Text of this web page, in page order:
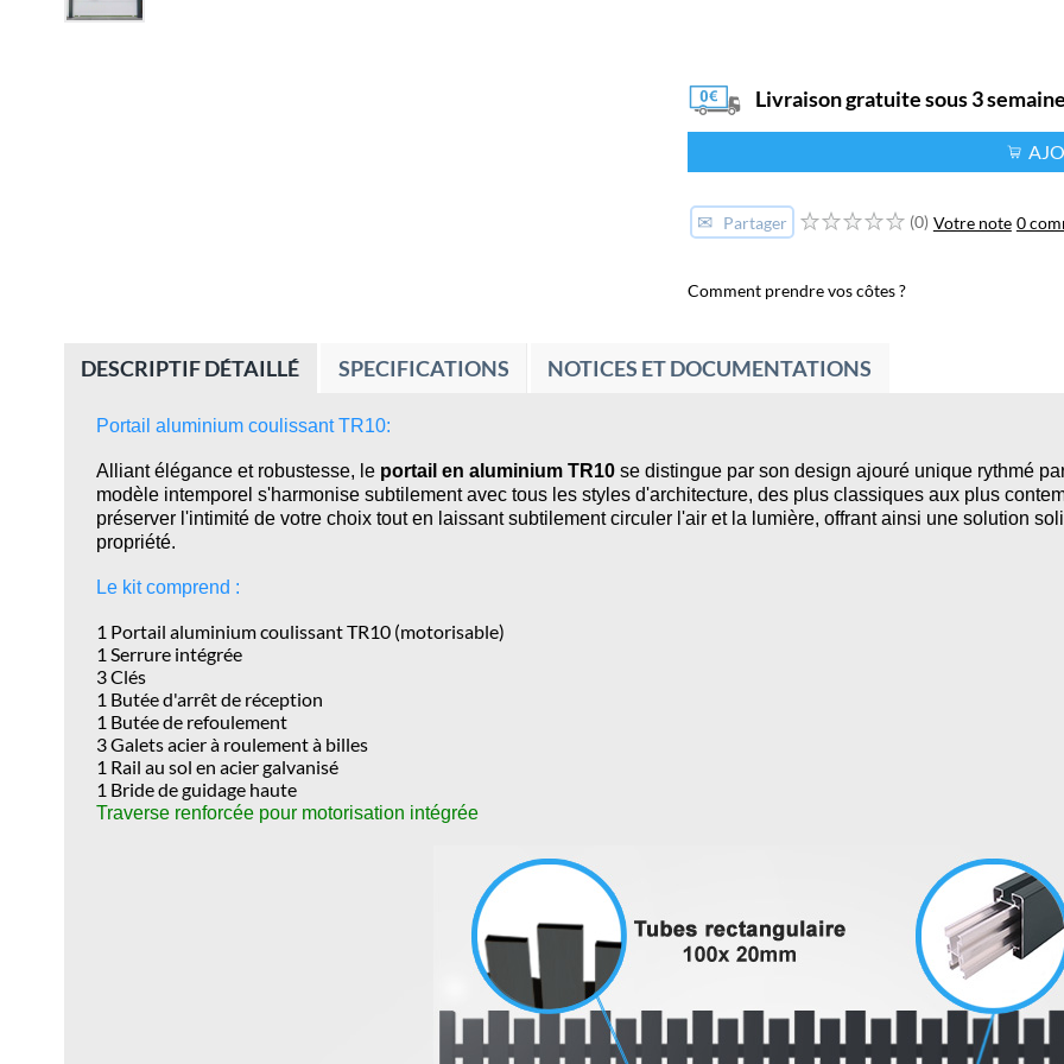
Livraison gratuite sous 3
✉ Partager (0) Votre note 0
Comment prendre vos côtes ?
DESCRIPTIF DÉTAILLÉ SPECIFICATIONS NOTICES ET DOCUMENTATIONS
Portail aluminium coulissant TR10:
Alliant élégance et robustesse, le portail en aluminium TR10se distingue par son design ajouré unique rythmé
modèle intemporel s'harmonise subtilement avec tous les styles d'architecture, des plus classiques aux plus
préserver l'intimité de votre choix tout en laissant subtilement circuler l'air et la lumière, offrant ainsi une solution
propriété.
Le kit comprend :
1 Portail aluminium coulissant TR10 (motorisable)
1 Serrure intégrée
3 Clés
1 Butée d'arrêt de réception
1 Butée de refoulement
3 Galets acier à roulement à billes
1 Rail au sol en acier galvanisé
1 Bride de guidage haute
Traverse renforcée pour motorisation intégrée